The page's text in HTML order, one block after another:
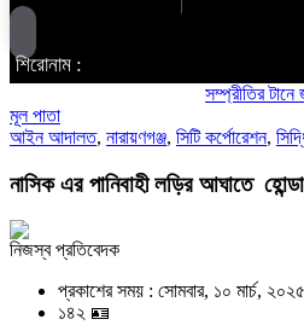
শিরোনাম :
সম্প্রীতির টানে
মূল পাতা
আইন আদালত, নারায়ণগঞ্জ, সিটি কর্পোরেশন,
নাসিক এর পানিবাহী লড়ির আঘাতে
নিজস্ব প্রতিবেদক
প্রকাশের সময় : সোমবার, ১০ মার্চ, ২০২৫
১৪২ 🪪